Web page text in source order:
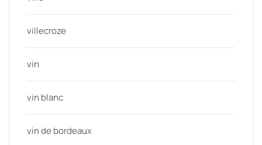
villecroze
vin
vin blanc
vin de bordeaux